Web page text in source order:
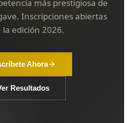
más prestigiosa de
Inscripciones abiertas
la edición 2026.
Ahora
Resultados